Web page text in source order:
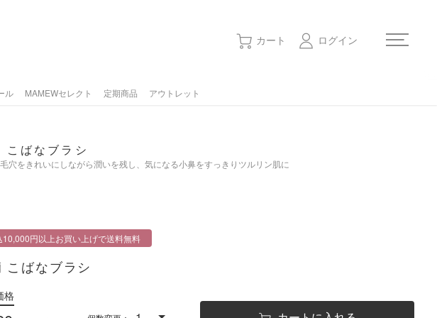
カート ログイン
店舗メニュー
スタッフ紹介
ル MAMEWセレクト 定期商品 アウトレット
こばなブラシ
穴をきれいにしながら潤いを残し、気になる小鼻をすっきりツルリン肌に
10,000円以上お買い上げで送料無料
こばなブラシ
格